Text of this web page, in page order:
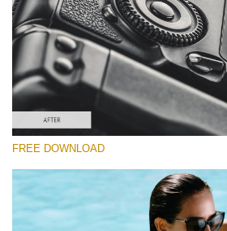
Must-Have Collection
(1432 Lr Presets)
Entire Collection
(2067 Lr Presets)
Free download
FREE DOWNLOAD